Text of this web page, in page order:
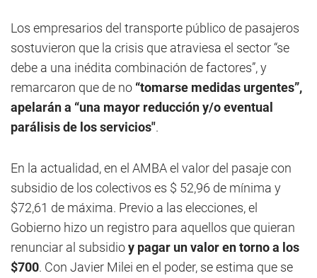
Los empresarios del transporte público de pasajeros
sostuvieron que la crisis que atraviesa el sector “se
debe a una inédita combinación de factores”, y
remarcaron que de no “tomarse medidas urgentes”,
apelarán a “una mayor reducción y/o eventual
parálisis de los servicios".
En la actualidad, en el AMBA el valor del pasaje con
subsidio de los colectivos es $ 52,96 de mínima y
$72,61 de máxima. Previo a las elecciones, el
Gobierno hizo un registro para aquellos que quieran
renunciar al subsidioy pagar un valor en torno a los
$700. Con Javier Milei en el poder, se estima que se